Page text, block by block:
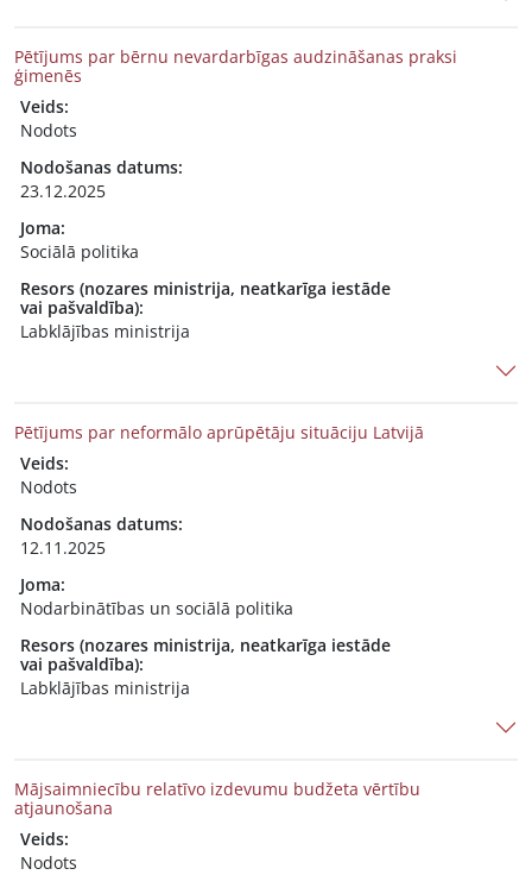
Pētījums par bērnu nevardarbīgas audzināšanas praksi
ģimenēs
Veids:
Nodots
Nodošanas datums:
23.12.2025
Joma:
Sociālā politika
Resors (nozares ministrija, neatkarīga iestāde
vai pašvaldība):
Labklājības ministrija
Pētījums par neformālo aprūpētāju situāciju Latvijā
Veids:
Nodots
Nodošanas datums:
12.11.2025
Joma:
Nodarbinātības un sociālā politika
Resors (nozares ministrija, neatkarīga iestāde
vai pašvaldība):
Labklājības ministrija
Mājsaimniecību relatīvo izdevumu budžeta vērtību
atjaunošana
Veids:
Nodots